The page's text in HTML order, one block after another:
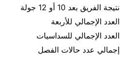
نتيجة الفريق بعد 10 أو 12 جولة
العدد الإجمالي للأربعة
العدد الإجمالي للسداسيات
إجمالي عدد حالات الفصل